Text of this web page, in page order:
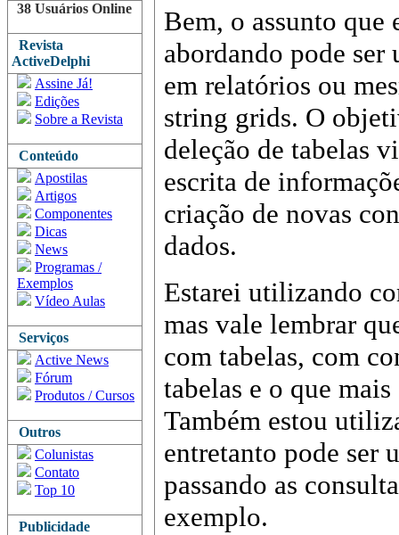
38 Usuários Online
Revista
ActiveDelphi
Assine Já!
Edições
Sobre a Revista
Conteúdo
Apostilas
Artigos
Componentes
Dicas
News
Programas /
Exemplos
Vídeo Aulas
Serviços
Active News
Fórum
Produtos / Cursos
Outros
Colunistas
Contato
Top 10
Publicidade
Bem, o assunto que
abordando pode
em relatórios ou
string grids. O
deleção de tabelas
escrita de
criação de novas
dados.
Estarei utilizando
mas vale lembrar
com tabelas, com
tabelas e o que
Também estou
entretanto pode ser
passando as
exemplo.